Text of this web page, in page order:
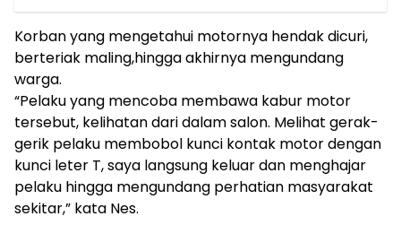
Korban yang mengetahui motornya hendak dicuri,
berteriak maling,hingga akhirnya mengundang
warga.
“Pelaku yang mencoba membawa kabur motor
tersebut, kelihatan dari dalam salon. Melihat gerak-
gerik pelaku membobol kunci kontak motor dengan
kunci leter T, saya langsung keluar dan menghajar
pelaku hingga mengundang perhatian masyarakat
sekitar,” kata Nes.